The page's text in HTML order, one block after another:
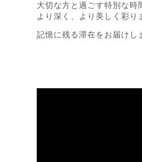
大切な方と過ごす特別な時
より深く、より美しく彩り
記憶に残る滞在をお届けし